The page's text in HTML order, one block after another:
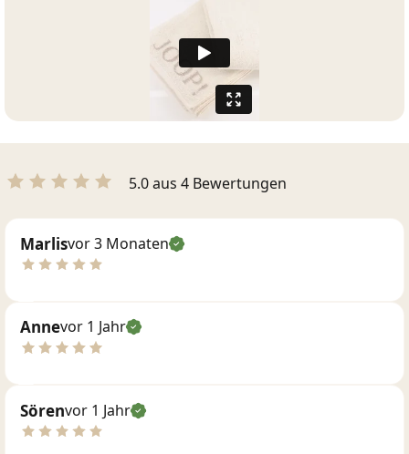
5.0 aus 4 Bewertungen
Marlisvor 3 Monaten
Annevor 1 Jahr
Sörenvor 1 Jahr